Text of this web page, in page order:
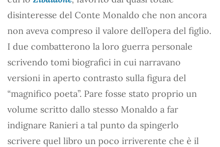
disinteresse del Conte Monaldo che non ancora
non aveva compreso il valore dell’opera del figlio.
I due combatterono la loro guerra personale
scrivendo tomi biografici in cui narravano
versioni in aperto contrasto sulla figura del
“magnifico poeta”. Pare fosse stato proprio un
volume scritto dallo stesso Monaldo a far
indignare Ranieri a tal punto da spingerlo
scrivere quel libro un poco irriverente che è il